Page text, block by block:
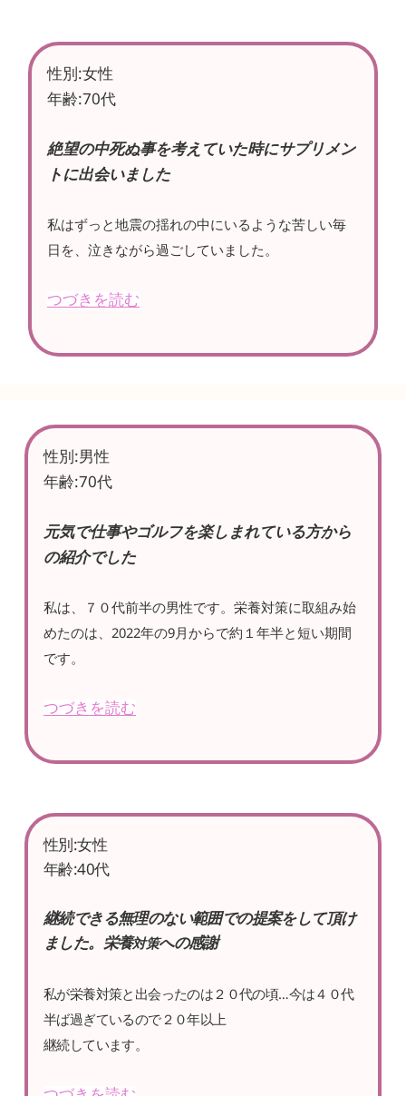
性別:女性
年齢:70代
絶望の中死ぬ事を考えていた時にサプリメン
トに出会いました
私はずっと地震の揺れの中にいるような苦しい毎
日を、泣きながら過ごしていました。
つづきを読む
性別:男性
年齢:70代
元気で仕事やゴルフを楽しまれている方から
の紹介でした
私は、７０代前半の男性です。栄養対策に取組み始
めたのは、2022年の9月からで約１年半と短い期間
です。
つづきを読む
性別:女性
年齢:40代
継続できる無理のない範囲での提案をして頂け
ました。 栄養対策への感謝
私が栄養対策と出会ったのは２０代の頃…今は４０代
半ば過ぎているので２０年以上
継続しています。